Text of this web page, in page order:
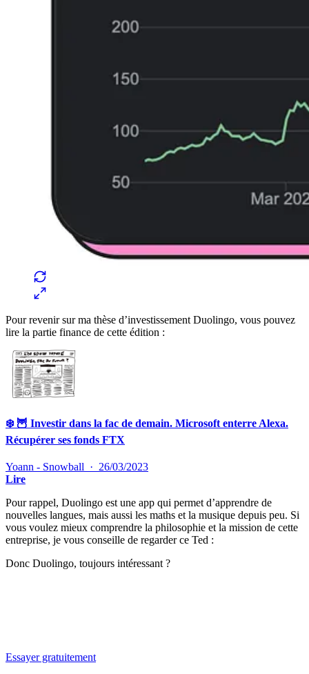
Pour revenir sur ma thèse d’investissement Duolingo, vous pouvez
lire la partie finance de cette édition :
❄️ 🦉 Investir dans la fac de demain. Microsoft enterre Alexa.
Récupérer ses fonds FTX
Yoann - Snowball · 26/03/2023
Lire
Pour rappel, Duolingo est une app qui permet d’apprendre de
nouvelles langues, mais aussi les maths et la musique depuis peu. Si
vous voulez mieux comprendre la philosophie et la mission de cette
entreprise, je vous conseille de regarder ce Ted :
Donc Duolingo, toujours intéressant ?
Essayer gratuitement